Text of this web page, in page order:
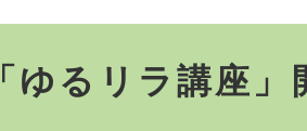
「ゆるリラ講座